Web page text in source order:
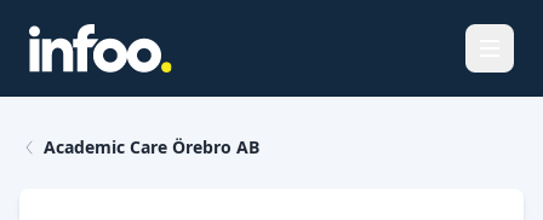
Academic Care Örebro AB